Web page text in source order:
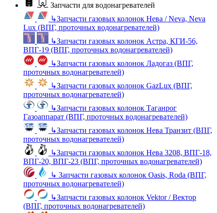
Запчасти для водонагревателей
↳Запчасти газовых колонок Нева / Neva, Neva
Lux (ВПГ, проточных водонагревателей)
↳Запчасти газовых колонок Астра, КГИ-56,
ВПГ-19 (ВПГ, проточных водонагревателей)
↳Запчасти газовых колонок Ладогаз (ВПГ,
проточных водонагревателей)
↳Запчасти газовых колонок GazLux (ВПГ,
проточных водонагревателей)
↳Запчасти газовых колонок Таганрог
Газоаппарат (ВПГ, проточных водонагревателей)
↳Запчасти газовых колонок Нева Транзит (ВПГ,
проточных водонагревателей)
↳Запчасти газовых колонок Нева 3208, ВПГ-18,
ВПГ-20, ВПГ-23 (ВПГ, проточных водонагревателей)
↳ Запчасти газовых колонок Oasis, Roda (ВПГ,
проточных водонагревателей)
↳Запчасти газовых колонок Vektor / Вектор
(ВПГ, проточных водонагревателей)